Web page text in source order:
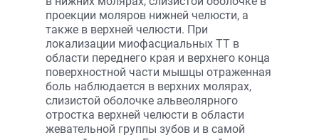
проекции моляров нижней челюсти, а
также в верхней челюсти. При
локализации миофасциальных ТТ в
области переднего края и верхнего конца
поверхностной части мышцы отраженная
боль наблюдается в верхних молярах,
слизистой оболочке альвеолярного
отростка верхней челюсти в области
жевательной группы зубов и в самой